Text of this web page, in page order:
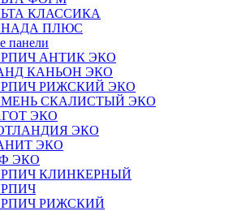
КЛАССИКА
ПЛЮС
панели
АНТИК ЭКО
КАНЬОН ЭКО
РИЖСКИЙ ЭКО
СКАЛИСТЫЙ ЭКО
ЭКО
ЭКО
ЭКО
ЭКО
КЛИНКЕРНЫЙ
РИЖСКИЙ